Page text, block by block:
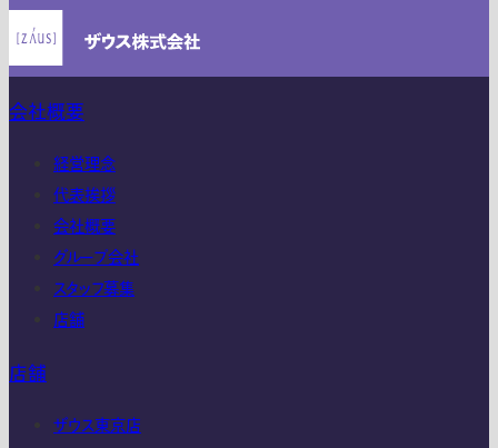
会社概要
経営理念
代表挨拶
会社概要
グループ会社
スタッフ募集
店舗
店舗
ザウス東京店